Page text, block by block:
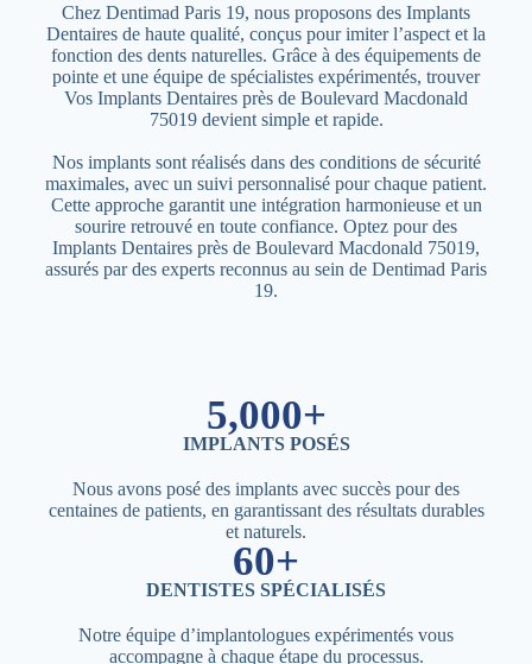
Chez Dentimad Paris 19, nous proposons des Implants
Dentaires de haute qualité, conçus pour imiter l’aspect et la
fonction des dents naturelles. Grâce à des équipements de
pointe et une équipe de spécialistes expérimentés, trouver
Vos Implants Dentaires près de Boulevard Macdonald
75019 devient simple et rapide.
Nos implants sont réalisés dans des conditions de sécurité
maximales, avec un suivi personnalisé pour chaque patient.
Cette approche garantit une intégration harmonieuse et un
sourire retrouvé en toute confiance. Optez pour des
Implants Dentaires près de Boulevard Macdonald 75019,
assurés par des experts reconnus au sein de Dentimad Paris
19.
5,000+
IMPLANTS POSÉS
Nous avons posé des implants avec succès pour des
centaines de patients, en garantissant des résultats durables
et naturels.
60+
DENTISTES SPÉCIALISÉS
Notre équipe d’implantologues expérimentés vous
accompagne à chaque étape du processus.